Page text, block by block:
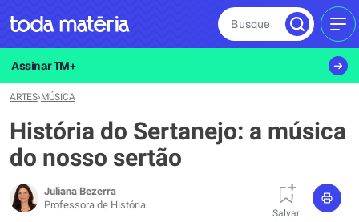
Busque
Assinar TM+
ARTES›MÚSICA
História do Sertanejo: a música
do nosso sertão
Juliana Bezerra
Professora de História
Salvar